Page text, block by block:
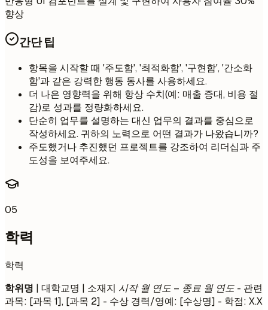
향상
간단 팁
항목을 시작할 때 '주도함', '최적화함', '구현함', '간소화
함'과 같은 강력한 행동 동사를 사용하세요.
더 나은 영향력을 위해 항상 수치(예: 매출 증대, 비용 절
감)로 성과를 정량화하세요.
단순히 업무를 설명하는 대신 업무의 결과를 중심으로
작성하세요. 귀하의 노력으로 어떤 결과가 나왔습니까?
주도했거나 추진했던 프로젝트를 강조하여 리더십과 주
도성을 보여주세요.
05
학력
학력
학위명 | 대학교명 | 소재지 시작 월 연도 – 종료 월 연도 - 관련
과목: [과목 1], [과목 2] - 수상 경력/영예: [수상명] - 학점: X.X